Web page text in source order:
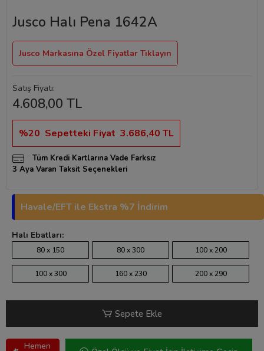
Jusco Halı Pena 1642A
Jusco Markasına Özel Fiyatlar Tıklayın
Satış Fiyatı:
4.608,00 TL
%20 Sepetteki Fiyat 3.686,40 TL
Tüm Kredi Kartlarına Vade Farksız
3 Aya Varan Taksit Seçenekleri
Havale/EFT ile Ekstra %7 İndirim
Halı Ebatları:
80 x 150 80 x 300 100 x 200
100 x 300 160 x 230 200 x 290
Sepete Ekle
Hemen